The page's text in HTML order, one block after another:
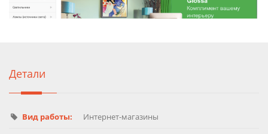
Детали
Вид работы: Интернет-магазины